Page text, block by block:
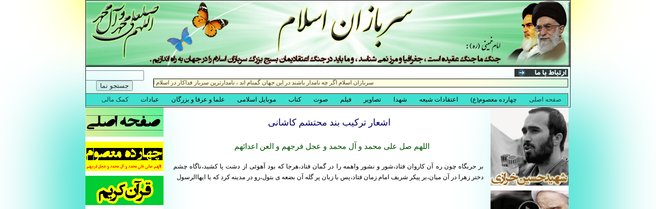
بر حربگاه چون ره آن کاروان فتاد،شور و نشور واهمه را در گمان فتاد،هرجا که بود آهوئی از دشت پا کشید،ناگاه چشم
دختر زهرا در آن میان،بر پیکر شریف امام زمان فتاد،پس با زبان پر گله آن بضعه ی بتول،رو در مدینه کرد که یا ایهاالرسول
اشعار ترکيب بند محتشم کاشانی
اللهم صل علی محمد و آل محمد و عجل فرجهم و العن اعدائهم